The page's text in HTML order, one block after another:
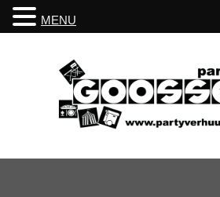
MENU